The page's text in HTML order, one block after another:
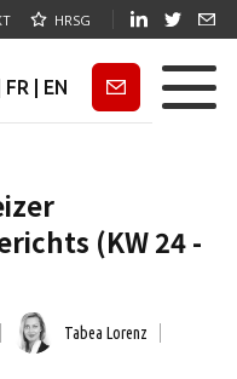
HRSG
FR EN Newsletter
(KW 24 -
Tabea Lorenz